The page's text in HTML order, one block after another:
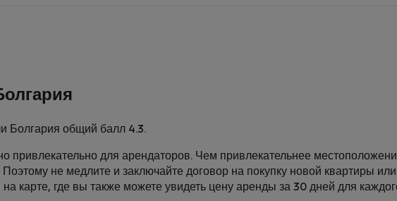
Болгария общий балл 4.3.
привлекательно для арендаторов. Чем привлекательнее
не медлите и заключайте договор на покупку новой квартиры
карте, где вы также можете увидеть цену аренды за 30 дней для